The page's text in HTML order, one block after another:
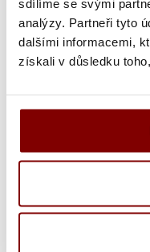
sdílíme se svými
analýzy. Partneři tyto
dalšími informacemi,
získali v důsledku
Stedman
tričko Sports-T
modrá
90% Polyester, 10%
rýchloschnúci,
príjemne elastické,
vhodné ako spodné
melírovej efekt
reflexné pásky